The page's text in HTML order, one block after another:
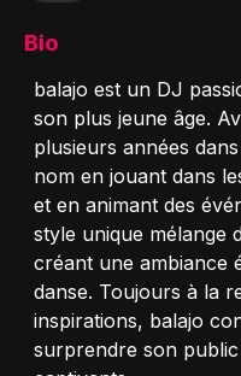
Bio
balajo est un DJ
son plus jeune âge.
plusieurs années
nom en jouant dans
et en animant des
style unique mélange
créant une ambiance
danse. Toujours à la
inspirations, balajo
surprendre son